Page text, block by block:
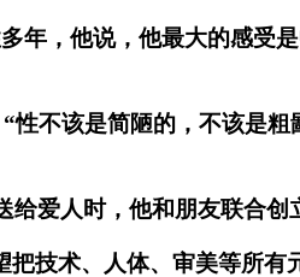
年，他说，他最大的感
不该是简陋的，不该是
爱人时，他和朋友联合创
技术、人体、审美等所